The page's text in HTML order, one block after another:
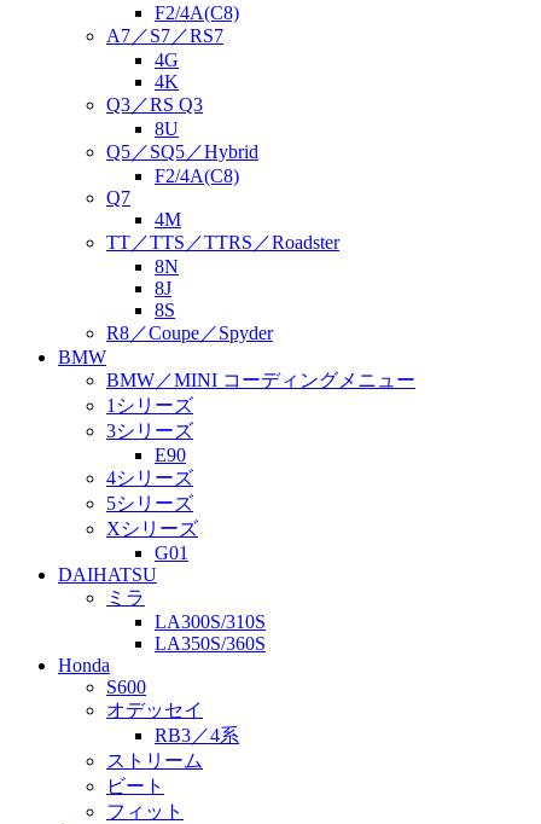
F2/4A(C8)
A7／S7／RS7
4G
4K
Q3／RS Q3
8U
Q5／SQ5／Hybrid
F2/4A(C8)
Q7
4M
TT／TTS／TTRS／Roadster
8N
8J
8S
R8／Coupe／Spyder
BMW
BMW／MINI コーディングメニュー
1シリーズ
3シリーズ
E90
4シリーズ
5シリーズ
Xシリーズ
G01
DAIHATSU
ミラ
LA300S/310S
LA350S/360S
Honda
S600
オデッセイ
RB3／4系
ストリーム
ビート
フィット